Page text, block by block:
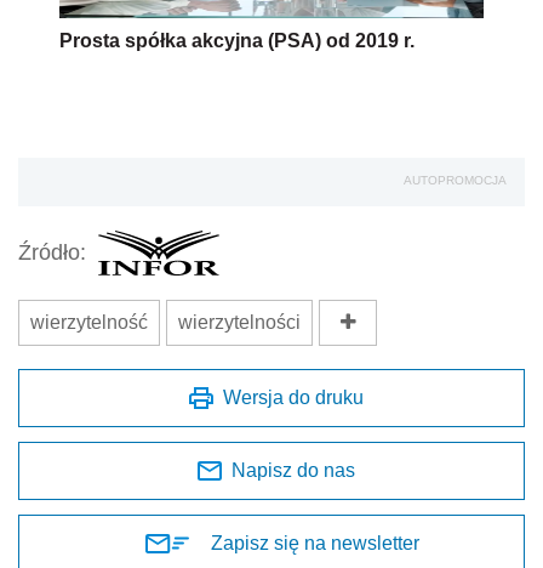
Prosta spółka akcyjna (PSA) od 2019 r.
AUTOPROMOCJA
Źródło:
wierzytelność wierzytelności
Wersja do druku
Napisz do nas
Zapisz się na newsletter